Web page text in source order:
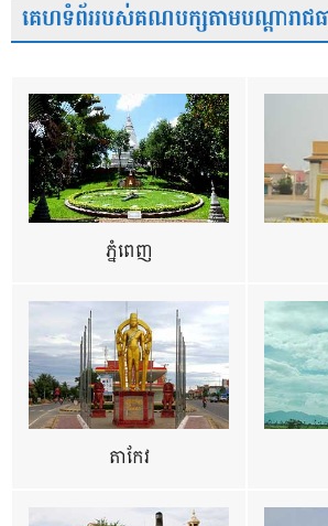
គេហទំព័ររបស់គណបក្សតាមបណ្តារាជធ
ភ្នំពេញ
តាកែវ